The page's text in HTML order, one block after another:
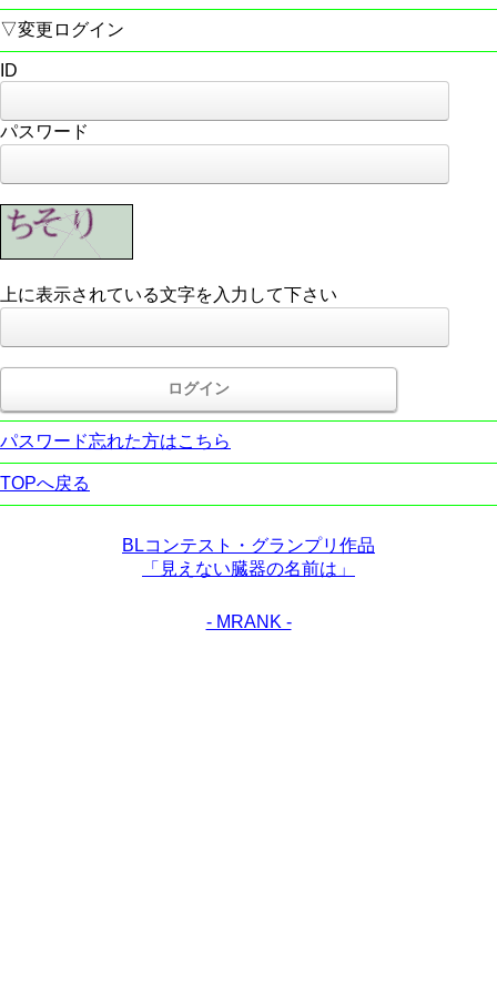
▽変更ログイン
ID
パスワード
上に表示されている文字を入力して下さい
パスワード忘れた方はこちら
TOPへ戻る
BLコンテスト・グランプリ作品
「見えない臓器の名前は」
- MRANK -